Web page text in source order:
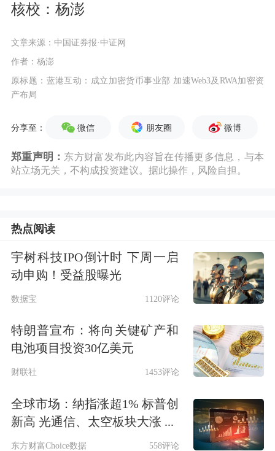
核校：杨澎
文章来源：中国证券报·中证网
作者：杨澎
原标题：蓝港互动：成立加密货币事业部 加速Web3及RWA加密资
产布局
分享至： 微信 朋友圈 微博
郑重声明： 东方财富发布此内容旨在传播更多信息，与本
站立场无关，不构成投资建议。据此操作，风险自担。
热点阅读
宇树科技IPO倒计时 下周一启
动申购！受益股曝光
数据宝 1120评论
特朗普宣布：将向关键矿产和
电池项目投资30亿美元
财联社 1453评论
全球市场：纳指涨超1% 标普创
新高 光通信、太空板块大涨 ...
东方财富Choice数据 558评论